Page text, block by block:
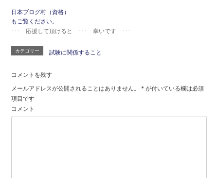
日本ブログ村（資格）
もご覧ください。
･･･ 応援して頂けると ･･･ 幸いです ･･･
カテゴリー 試験に関係すること
コメントを残す
メールアドレスが公開されることはありません。
* が付いている欄は必須
項目です
コメント